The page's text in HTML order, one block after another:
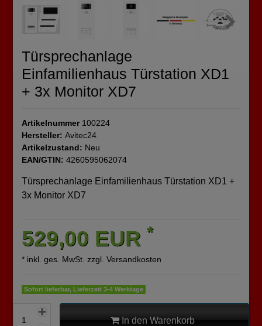
Türsprechanlage
Einfamilienhaus Türstation XD1
+ 3x Monitor XD7
Artikelnummer 100224
Hersteller: Avitec24
Artikelzustand: Neu
EAN/GTIN: 4260595062074
Türsprechanlage Einfamilienhaus Türstation XD1 +
3x Monitor XD7
529,00 EUR *
* inkl. ges. MwSt. zzgl. Versandkosten
Sofort lieferbar, Lieferzeit 3-4 Werktage
In den Warenkorb